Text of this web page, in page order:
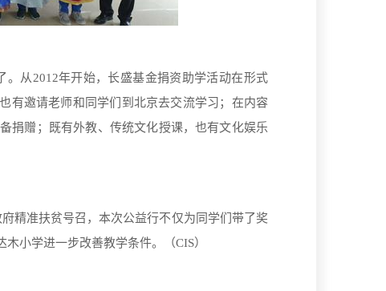
从2012年开始，长盛基金捐资助学活动在形式
有邀请老师和同学们到北京去交流学习；在内容
捐赠；既有外教、传统文化授课，也有文化娱乐
精准扶贫号召，本次公益行不仅为同学们带了奖
小学进一步改善教学条件。（CIS）